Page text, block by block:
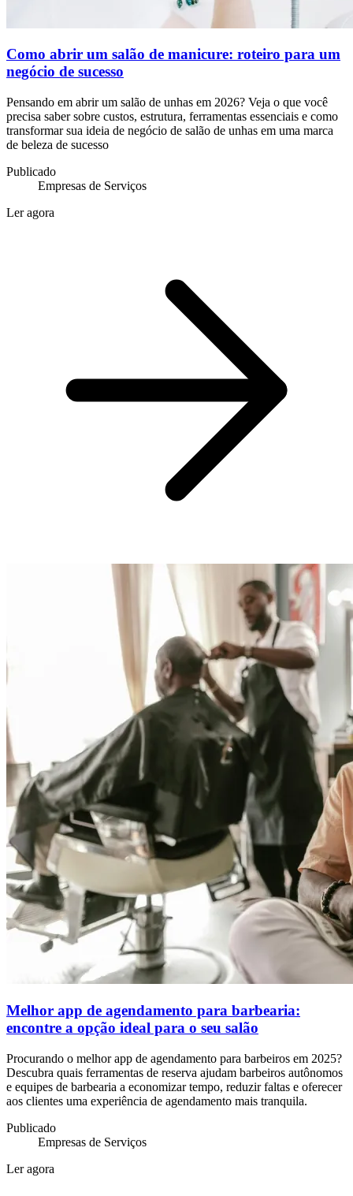
Como abrir um salão de manicure: roteiro para um
negócio de sucesso
Pensando em abrir um salão de unhas em 2026? Veja o que você
precisa saber sobre custos, estrutura, ferramentas essenciais e como
transformar sua ideia de negócio de salão de unhas em uma marca
de beleza de sucesso
Publicado
Empresas de Serviços
Ler agora
Melhor app de agendamento para barbearia:
encontre a opção ideal para o seu salão
Procurando o melhor app de agendamento para barbeiros em 2025?
Descubra quais ferramentas de reserva ajudam barbeiros autônomos
e equipes de barbearia a economizar tempo, reduzir faltas e oferecer
aos clientes uma experiência de agendamento mais tranquila.
Publicado
Empresas de Serviços
Ler agora